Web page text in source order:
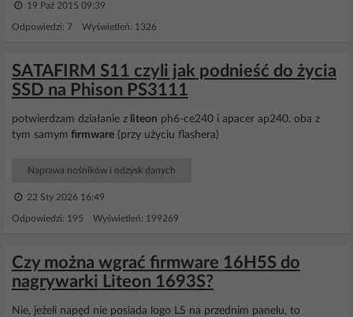
19 Paź 2015 09:39
Odpowiedzi: 7 Wyświetleń: 1326
SATAFIRM S11 czyli jak podnieść do życia
SSD na Phison PS3111
potwierdzam działanie z liteon ph6-ce240 i apacer ap240. oba z
tym samym firmware (przy użyciu flashera)
Naprawa nośników i odzysk danych
22 Sty 2026 16:49
Odpowiedzi: 195 Wyświetleń: 199269
Czy można wgrać firmware 16H5S do
nagrywarki Liteon 1693S?
Nie, jeżeli napęd nie posiada logo LS na przednim panelu, to